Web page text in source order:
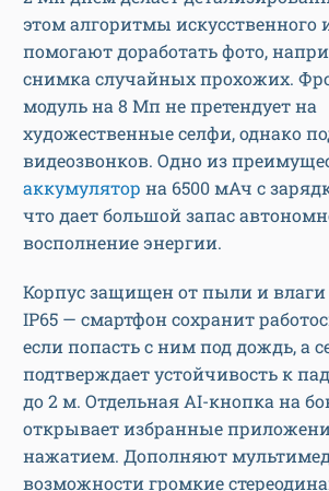
этом алгоритмы искусственного
помогают доработать фото,
снимка случайных прохожих.
модуль на 8 Мп не претендует на
художественные селфи, однако
видеозвонков. Одно из
аккумулятор на 6500 мАч с
что дает большой запас
восполнение энергии.
Корпус защищен от пыли и влаги
IP65 — смартфон сохранит
если попасть с ним под дождь, а
подтверждает устойчивость к
до 2 м. Отдельная AI-кнопка на
открывает избранные
нажатием. Дополняют
возможности громкие